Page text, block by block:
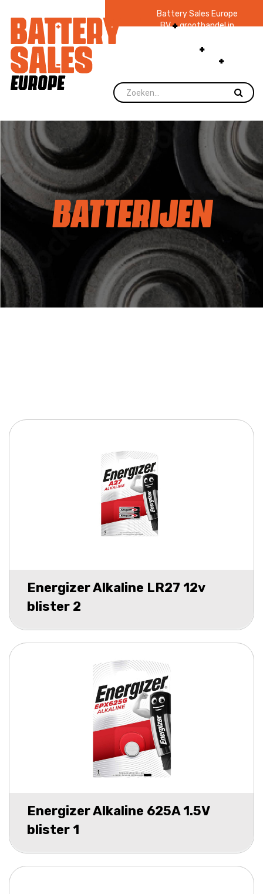
Battery Sales Europe
BV groothandel in
zaklampen Ruim 48
jaar ervaring
voorraad.
BATTERIJEN
Energizer Alkaline LR27 12v
blister 2
Energizer Alkaline 625A 1.5V
blister 1